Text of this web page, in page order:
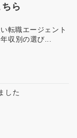
ら
転職エージェント
収別の選び...
した